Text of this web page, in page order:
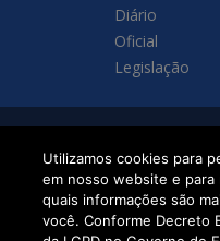
Diário
Oficial
Legislação
SETDIG | Secretaria-
Executiva de
Transformação Digital
Utilizamos cookies para
em nosso website e
quais informações são
você. Conforme Decreto